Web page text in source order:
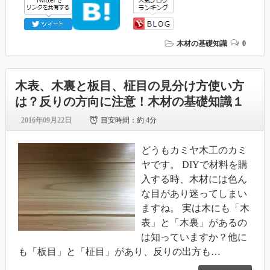
木材の基礎知識 0
木表、木裏と板目、柾目の見分け方使い方
は？反りの方向に注意！木材の基礎知識１
2016年09月22日 目安時間：約 4分
どうもカミヤ木工のカミ
ヤです。 DIYで材料を購
入する時、木材には色ん
な目があり迷ってしまい
ますね。 実は木にも「木
表」と「木裏」があるの
は知っていますか？他に
も「板目」と「柾目」があり、反りの出方も…